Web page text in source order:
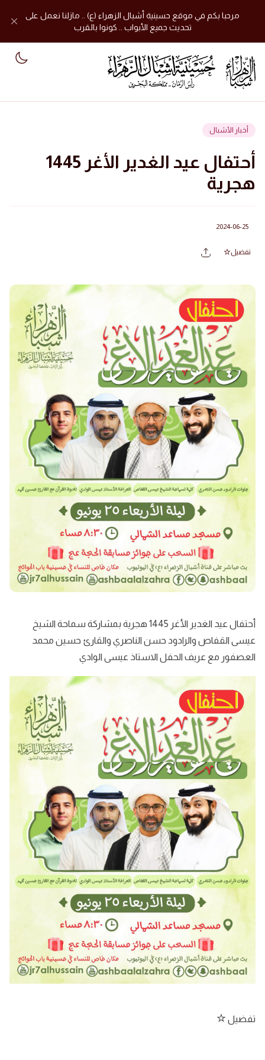
مرحبا بكم في موقع حسينية أشبال الزهراء (ع) .. مازلنا نعمل على
تحديث جميع الأبواب .. كونوا بالقرب
أخبار الأشبال
أحتفال عيد الغدير الأغر 1445
هجرية
2024-06-25
تفضيل
أحتفال عيد الغدير الأغر 1445 هجرية بمشاركة سماحة الشيخ
عيسى القفاص والرادود حسن الناصري والقارئ حسين محمد
العصفور مع عريف الحفل الاستاذ عيسى الوادي
تفضيل